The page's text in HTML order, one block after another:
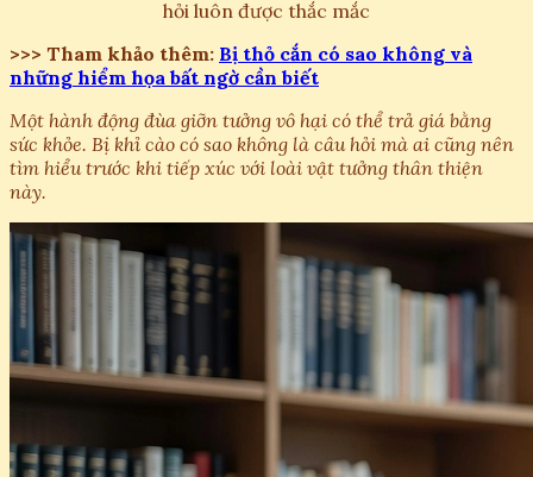
hỏi luôn được thắc mắc
>>> Tham khảo thêm: Bị thỏ cắn có sao không và
những hiểm họa bất ngờ cần biết
Một hành động đùa giỡn tưởng vô hại có thể trả giá bằng
sức khỏe. Bị khỉ cào có sao không là câu hỏi mà ai cũng nên
tìm hiểu trước khi tiếp xúc với loài vật tưởng thân thiện
này.